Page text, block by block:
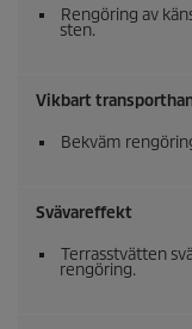
Rengöring av
sten.
Vikbart
Bekväm
Svävareffekt
Terrasstvätten
rengöring.